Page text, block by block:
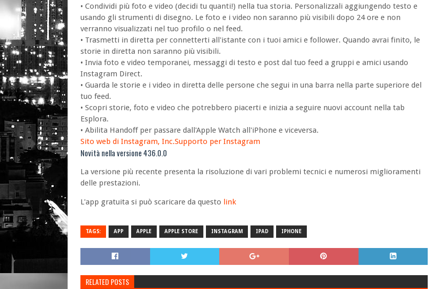
• Condividi più foto e video (decidi tu quanti!) nella tua storia. Personalizzali aggiungendo testo e
usando gli strumenti di disegno. Le foto e i video non saranno più visibili dopo 24 ore e non
verranno visualizzati nel tuo profilo o nel feed.
• Trasmetti in diretta per connetterti all'istante con i tuoi amici e follower. Quando avrai finito, le
storie in diretta non saranno più visibili.
• Invia foto e video temporanei, messaggi di testo e post dal tuo feed a gruppi e amici usando
Instagram Direct.
• Guarda le storie e i video in diretta delle persone che segui in una barra nella parte superiore del
tuo feed.
• Scopri storie, foto e video che potrebbero piacerti e inizia a seguire nuovi account nella tab
Esplora.
• Abilita Handoff per passare dall'Apple Watch all'iPhone e viceversa.
Sito web di Instagram, Inc.Supporto per Instagram
Novità nella versione 436.0.0
La versione più recente presenta la risoluzione di vari problemi tecnici e numerosi miglioramenti
delle prestazioni.
L'app gratuita si può scaricare da questo link
TAGS: APP APPLE APPLE STORE INSTAGRAM IPAD IPHONE
RELATED POSTS